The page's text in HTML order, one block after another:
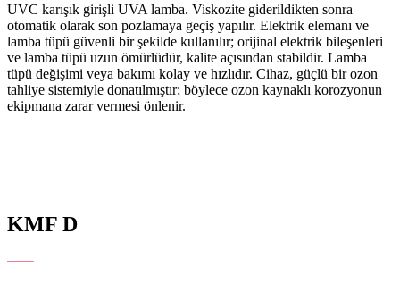
UVC karışık girişli UVA lamba. Viskozite giderildikten sonra
otomatik olarak son pozlamaya geçiş yapılır. Elektrik elemanı ve
lamba tüpü güvenli bir şekilde kullanılır; orijinal elektrik bileşenleri
ve lamba tüpü uzun ömürlüdür, kalite açısından stabildir. Lamba
tüpü değişimi veya bakımı kolay ve hızlıdır. Cihaz, güçlü bir ozon
tahliye sistemiyle donatılmıştır; böylece ozon kaynaklı korozyonun
ekipmana zarar vermesi önlenir.
KMF D